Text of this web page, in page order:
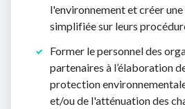
l'environnement et créer
simplifiée sur leurs
Former le personnel des
partenaires à l’élaboration
protection
et/ou de l'atténuation des